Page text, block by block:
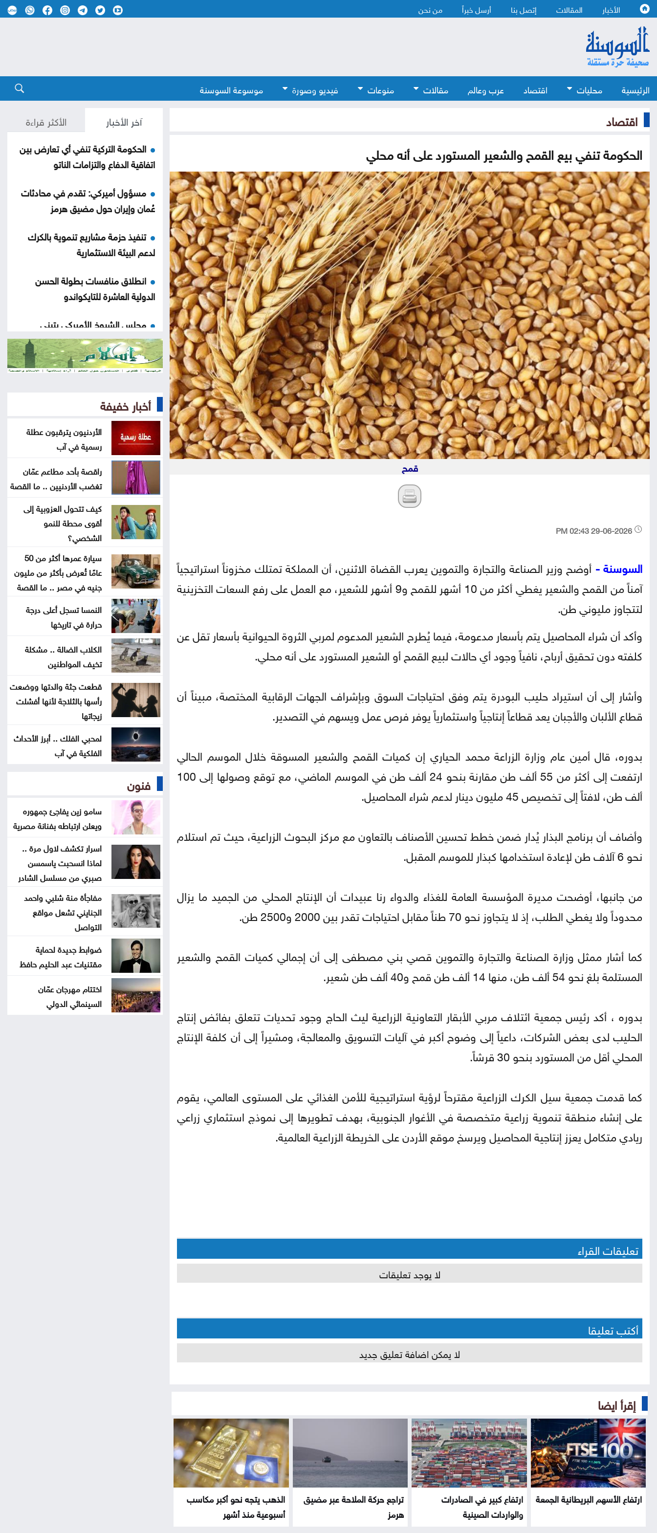
الأخبار المقالات إتصل بنا أرسل خبراً من نحن
الرئيسية محليات اقتصاد عرب وعالم مقالات منوعات فيديو وصورة موسوعة السوسنة
اقتصاد
الحكومة تنفي بيع القمح والشعير المستورد على أنه محلي
قمح
السوسنة - أوضح وزير الصناعة والتجارة والتموين يعرب القضاة الاثنين، أن المملكة تمتلك مخزوناً استراتيجياً
آمناً من القمح والشعير يغطي أكثر من 10 أشهر للقمح و9 أشهر للشعير، مع العمل على رفع السعات التخزينية
لتتجاوز مليوني طن.
وأكد أن شراء المحاصيل يتم بأسعار مدعومة، فيما يُطرح الشعير المدعوم لمربي الثروة الحيوانية بأسعار تقل عن
كلفته دون تحقيق أرباح، نافياً وجود أي حالات لبيع القمح أو الشعير المستورد على أنه محلي.
وأشار إلى أن استيراد حليب البودرة يتم وفق احتياجات السوق وبإشراف الجهات الرقابية المختصة، مبيناً أن
قطاع الألبان والأجبان يعد قطاعاً إنتاجياً واستثمارياً يوفر فرص عمل ويسهم في التصدير.
بدوره، قال أمين عام وزارة الزراعة محمد الحياري إن كميات القمح والشعير المسوقة خلال الموسم الحالي
ارتفعت إلى أكثر من 55 ألف طن مقارنة بنحو 24 ألف طن في الموسم الماضي، مع توقع وصولها إلى 100
ألف طن، لافتاً إلى تخصيص 45 مليون دينار لدعم شراء المحاصيل.
وأضاف أن برنامج البذار يُدار ضمن خطط تحسين الأصناف بالتعاون مع مركز البحوث الزراعية، حيث تم استلام
نحو 6 آلاف طن لإعادة استخدامها كبذار للموسم المقبل.
من جانبها، أوضحت مديرة المؤسسة العامة للغذاء والدواء رنا عبيدات أن الإنتاج المحلي من الجميد ما يزال
محدوداً ولا يغطي الطلب، إذ لا يتجاوز نحو 70 طناً مقابل احتياجات تقدر بين 2000 و2500 طن.
كما أشار ممثل وزارة الصناعة والتجارة والتموين قصي بني مصطفى إلى أن إجمالي كميات القمح والشعير
المستلمة بلغ نحو 54 ألف طن، منها 14 ألف طن قمح و40 ألف طن شعير.
بدوره ، أكد رئيس جمعية ائتلاف مربي الأبقار التعاونية الزراعية ليث الحاج وجود تحديات تتعلق بفائض إنتاج
الحليب لدى بعض الشركات، داعياً إلى وضوح أكبر في آليات التسويق والمعالجة، ومشيراً إلى أن كلفة الإنتاج
المحلي أقل من المستورد بنحو 30 قرشاً.
كما قدمت جمعية سيل الكرك الزراعية مقترحاً لرؤية استراتيجية للأمن الغذائي على المستوى العالمي، يقوم
على إنشاء منطقة تنموية زراعية متخصصة في الأغوار الجنوبية، بهدف تطويرها إلى نموذج استثماري زراعي
ريادي متكامل يعزز إنتاجية المحاصيل ويرسخ موقع الأردن على الخريطة الزراعية العالمية.
تعليقات القراء
لا يوجد تعليقات
أكتب تعليقا
لا يمكن اضافة تعليق جديد
إقرأ ايضا
ارتفاع الأسهم البريطانية الجمعة
ارتفاع كبير في الصادرات
والواردات الصينية
تراجع حركة الملاحة عبر مضيق
هرمز
الذهب يتجه نحو أكبر مكاسب
أسبوعية منذ أشهر
آخر الأخبار الأكثر قراءة
الحكومة التركية تنفي أي تعارض بين
اتفاقية الدفاع والتزامات الناتو
مسؤول أميركي: تقدم في محادثات
عُمان وإيران حول مضيق هرمز
تنفيذ حزمة مشاريع تنموية بالكرك
لدعم البيئة الاستثمارية
انطلاق منافسات بطولة الحسن
الدولية العاشرة للتايكواندو
مجلس الشيوخ الأميركي يتبنى
عقوبات جديدة على روسيا
الحوثيون يتبنون هجومًا على معسكر
عقوبات أميركية تستهدف منصات
عملات رقمية مرتبطة بتمويل الحرس
الثوري
البناء الوطني: المباني غير المعزولة
تزيد استهلاك الكهرباء في موجات الحر
انطلاق رحلات برنامج أردننا جنة في
الكرك
عون: تقدم إيجابي في مفاوضات روما
حول الحدود والأسرى
سامو زين يفاجئ جمهوره ويعلن
ارتباطه بفنانة مصرية
أوبن إيه آي تتيح محادثات غير محدودة
لمستخدمي ChatGPT المجانيين
6 وسائل منزلية فعّالة لطرد البعوض
دولار لتحديث القطاع المالي
بغداد والرياض تبحثان التنسيق الأمني
وتطورات المنطقة
أخبار خفيفة
الأردنيون يترقبون عطلة
رسمية في آب
راقصة بأحد مطاعم عمّان
تغضب الأردنيين .. ما القصة
كيف تتحول العزوبية إلى
أقوى محطة للنمو
الشخصي؟
سيارة عمرها أكثر من 50
عامًا تُعرض بأكثر من مليون
جنيه في مصر .. ما القصة
النمسا تسجل أعلى درجة
حرارة في تاريخها
الكلاب الضالة .. مشكلة
تخيف المواطنين
قطعت جثة والدتها ووضعت
رأسها بالثلاجة لأنها أفشلت
زيجاتها
لمحبي الفلك .. أبرز الأحداث
الفلكية في آب
فنون
سامو زين يفاجئ جمهوره
ويعلن ارتباطه بفنانة مصرية
اسرار تكشف لاول مرة ..
لماذا انسحبت ياسمسن
صبري من مسلسل الشادر
مفاجأة منة شلبي واحمد
الجنايني تشعل مواقع
التواصل
ضوابط جديدة لحماية
مقتنيات عبد الحليم حافظ
اختتام مهرجان عمّان
السينمائي الدولي